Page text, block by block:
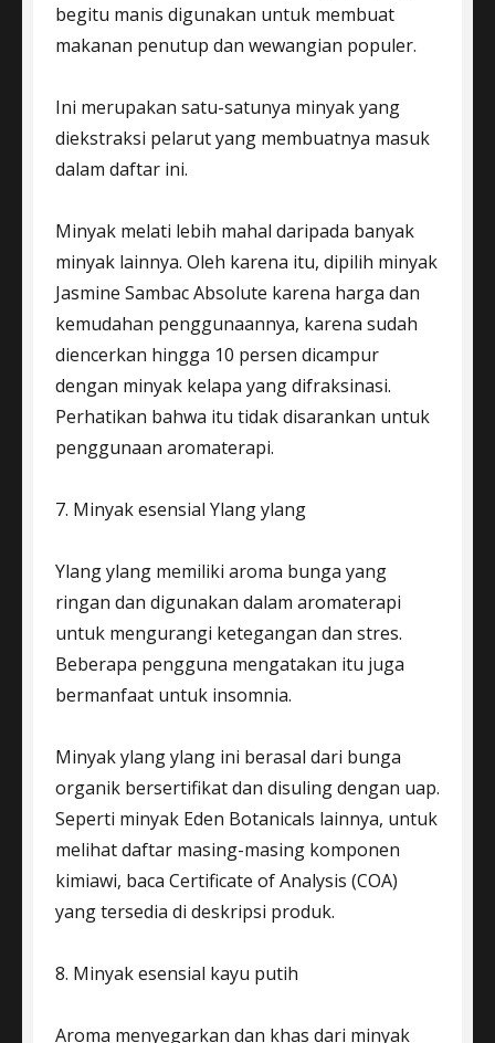
begitu manis digunakan untuk membuat
makanan penutup dan wewangian populer.
Ini merupakan satu-satunya minyak yang
diekstraksi pelarut yang membuatnya masuk
dalam daftar ini.
Minyak melati lebih mahal daripada banyak
minyak lainnya. Oleh karena itu, dipilih minyak
Jasmine Sambac Absolute karena harga dan
kemudahan penggunaannya, karena sudah
diencerkan hingga 10 persen dicampur
dengan minyak kelapa yang difraksinasi.
Perhatikan bahwa itu tidak disarankan untuk
penggunaan aromaterapi.
7. Minyak esensial Ylang ylang
Ylang ylang memiliki aroma bunga yang
ringan dan digunakan dalam aromaterapi
untuk mengurangi ketegangan dan stres.
Beberapa pengguna mengatakan itu juga
bermanfaat untuk insomnia.
Minyak ylang ylang ini berasal dari bunga
organik bersertifikat dan disuling dengan uap.
Seperti minyak Eden Botanicals lainnya, untuk
melihat daftar masing-masing komponen
kimiawi, baca Certificate of Analysis (COA)
yang tersedia di deskripsi produk.
8. Minyak esensial kayu putih
Aroma menyegarkan dan khas dari minyak